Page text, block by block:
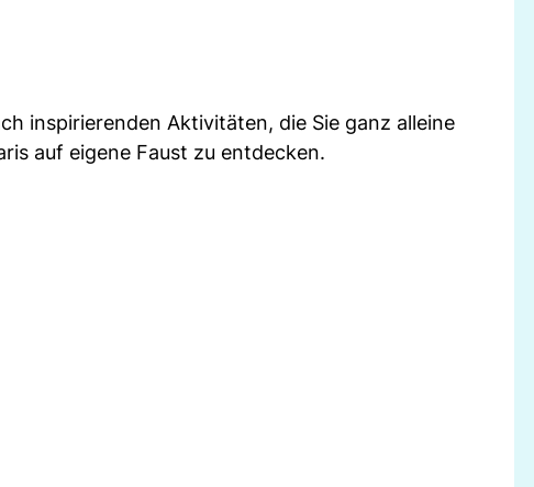
inspirierenden Aktivitäten, die Sie ganz alleine
auf eigene Faust zu entdecken.